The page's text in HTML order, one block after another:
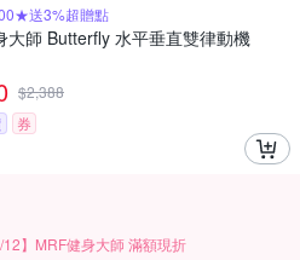
送3%超贈點
大師 Butterfly ⽔平垂直雙律動機
$2,388
券
12】MRF健身大師 滿額現折